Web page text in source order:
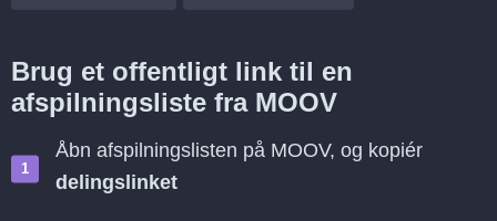
Brug et offentligt link til en
afspilningsliste fra MOOV
Åbn afspilningslisten på MOOV, og kopiér
delingslinket